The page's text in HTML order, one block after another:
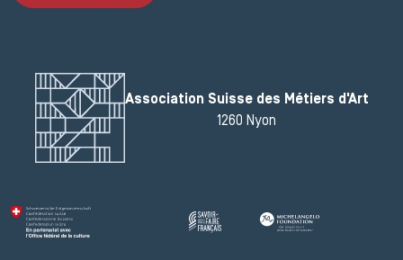
Association Suisse des Métiers d'Art
1260 Nyon